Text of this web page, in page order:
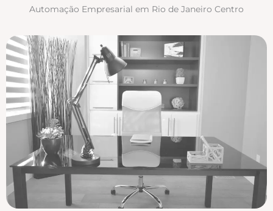
Automação Empresarial em Rio de Janeiro Centro